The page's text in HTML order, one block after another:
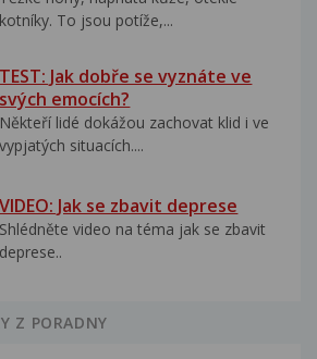
kotníky. To jsou potíže,...
TEST: Jak dobře se vyznáte ve
svých emocích?
Někteří lidé dokážou zachovat klid i ve
vypjatých situacích....
VIDEO: Jak se zbavit deprese
Shlédněte video na téma jak se zbavit
deprese..
Z PORADNY